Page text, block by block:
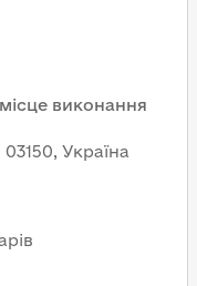
виконання
Україна